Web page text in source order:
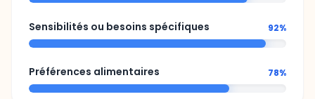
Sensibilités ou besoins spécifiques 92%
Préférences alimentaires 78%